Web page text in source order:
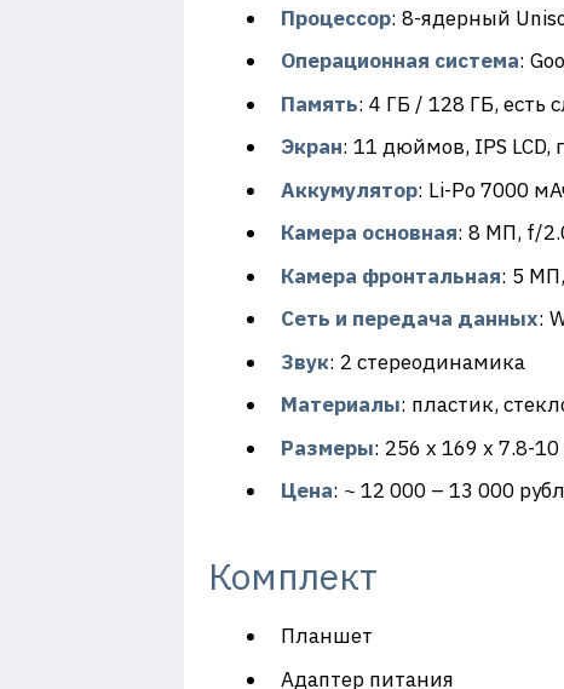
Процессор: 8-ядерный
Операционная система:
Память: 4 ГБ / 128 ГБ, есть
Экран: 11 дюймов, IPS LCD,
Аккумулятор: Li-Po 7000
Камера основная: 8 МП, f/
Камера фронтальная: 5
Сеть и передача данных:
Звук: 2 стереодинамика
Материалы: пластик,
Размеры: 256 x 169 x 7.8-
Цена: ~ 12 000 – 13 000
Комплект
Планшет
Адаптер питания